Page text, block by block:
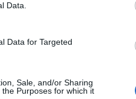
Data.
Data for Targeted
Sale, and/or Sharing
Purposes for which it
hogy ők fogják a